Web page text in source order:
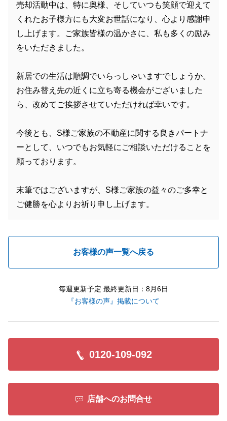
売却活動中は、特に奥様、そしていつも笑顔で迎えて
くれたお子様方にも大変お世話になり、心より感謝申
し上げます。ご家族皆様の温かさに、私も多くの励み
をいただきました。
新居での生活は順調でいらっしゃいますでしょうか。
お住み替え先の近くに立ち寄る機会がございました
ら、改めてご挨拶させていただければ幸いです。
今後とも、S様ご家族の不動産に関する良きパートナ
ーとして、いつでもお気軽にご相談いただけることを
願っております。
末筆ではございますが、S様ご家族の益々のご多幸と
ご健勝を心よりお祈り申し上げます。
お客様の声一覧へ戻る
毎週更新予定 最終更新日：8月6日
『お客様の声』掲載について
0120-109-092
店舗へのお問合せ